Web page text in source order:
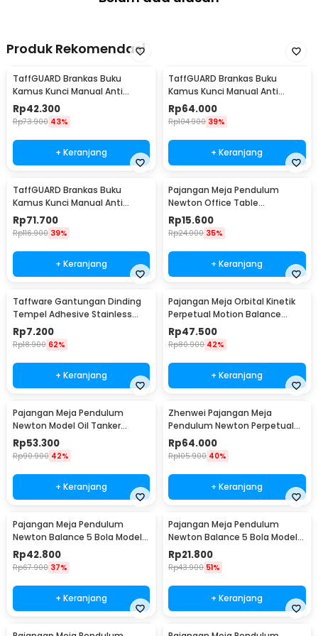
Produk Rekomendasi
TaffGUARD Brankas Buku
Kamus Kunci Manual Anti
Maling Hidden Safe Box Kecil -
KB-10L
Rp42.300
Rp73.900 43%
+ Keranjang
TaffGUARD Brankas Buku
Kamus Kunci Manual Anti
Maling Hidden Safe Box Sedang
- KB-10L
Rp64.000
Rp104.900 39%
+ Keranjang
TaffGUARD Brankas Buku
Kamus Kunci Manual Anti
Maling Hidden Safe Box Besar -
KB-10L
Rp71.700
Rp116.900 39%
+ Keranjang
Pajangan Meja Pendulum
Newton Office Table
Decoration 5 Ball S - H50S
Rp15.600
Rp24.000 35%
+ Keranjang
Taffware Gantungan Dinding
Tempel Adhesive Stainless
Steel 6 PCS - ST40
Rp7.200
Rp18.900 62%
+ Keranjang
Pajangan Meja Orbital Kinetik
Perpetual Motion Balance
Physics - NR31TX
Rp47.500
Rp80.900 42%
+ Keranjang
Pajangan Meja Pendulum
Newton Model Oil Tanker
Perpetual Debate - B101
Rp53.300
Rp90.900 42%
+ Keranjang
Zhenwei Pajangan Meja
Pendulum Newton Perpetual
Model Ferris Wheel - ZPW
Rp64.000
Rp105.900 40%
+ Keranjang
Pajangan Meja Pendulum
Newton Balance 5 Bola Model
Arched M - ZY02
Rp42.800
Rp67.900 37%
+ Keranjang
Pajangan Meja Pendulum
Newton Balance 5 Bola Model
Arched S - ZY02
Rp21.800
Rp43.900 51%
+ Keranjang